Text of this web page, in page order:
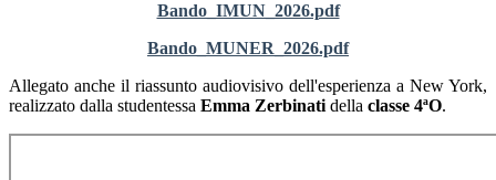
Bando_IMUN_2026.pdf
Bando_MUNER_2026.pdf
Allegato anche il riassunto audiovisivo dell'esperienza a New York,
realizzato dalla studentessa Emma Zerbinati della classe 4ªO.